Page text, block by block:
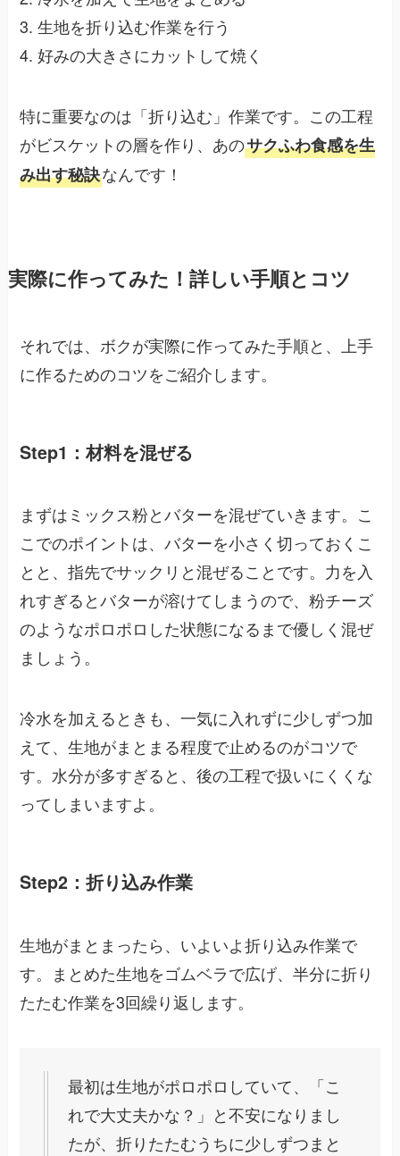
3. 生地を折り込む作業を行う
4. 好みの大きさにカットして焼く
特に重要なのは「折り込む」作業です。この工程
がビスケットの層を作り、あのサクふわ食感を生
み出す秘訣なんです！
実際に作ってみた！詳しい手順とコツ
それでは、ボクが実際に作ってみた手順と、上手
に作るためのコツをご紹介します。
Step1：材料を混ぜる
まずはミックス粉とバターを混ぜていきます。こ
こでのポイントは、バターを小さく切っておくこ
とと、指先でサックリと混ぜることです。力を入
れすぎるとバターが溶けてしまうので、粉チーズ
のようなポロポロした状態になるまで優しく混ぜ
ましょう。
冷水を加えるときも、一気に入れずに少しずつ加
えて、生地がまとまる程度で止めるのがコツで
す。水分が多すぎると、後の工程で扱いにくくな
ってしまいますよ。
Step2：折り込み作業
生地がまとまったら、いよいよ折り込み作業で
す。まとめた生地をゴムベラで広げ、半分に折り
たたむ作業を3回繰り返します。
最初は生地がポロポロしていて、「こ
れで大丈夫かな？」と不安になりまし
たが、折りたたむうちに少しずつまと